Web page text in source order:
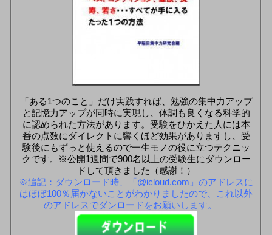
「ある1つのこと」だけ実践すれば、勉強の集中力アップ
と記憶力アップが同時に実現し、体調も良くなる科学的
に認められた方法があります。受験をひかえた人には本
番の点数にダイレクトに響くほど効果がありますし、受
験後にもずっと使えるので一生モノの役に立つテクニッ
クです。※公開1週間で900名以上の受験生にダウンロー
ドして頂きました（感謝！）
※追記：ダウンロード時、「@icloud.com」のアドレスに
はほぼ100％届かないことがわかりましたので、これ以外
のアドレスでダンロードをお願いします。